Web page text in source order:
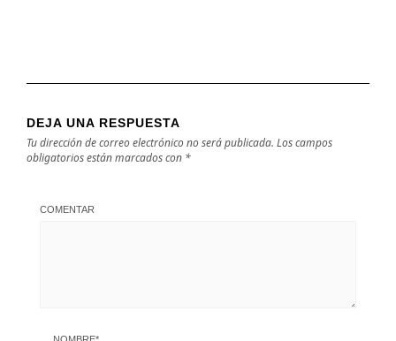
DEJA UNA RESPUESTA
Tu dirección de correo electrónico no será publicada. Los campos
obligatorios están marcados con *
COMENTAR